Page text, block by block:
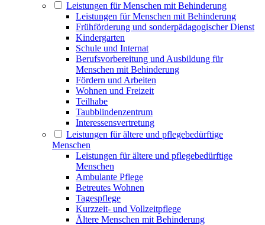
Leistungen für Menschen mit Behinderung
Leistungen für Menschen mit Behinderung
Frühförderung und sonderpädagogischer Dienst
Kindergarten
Schule und Internat
Berufsvorbereitung und Ausbildung für
Menschen mit Behinderung
Fördern und Arbeiten
Wohnen und Freizeit
Teilhabe
Taubblindenzentrum
Interessensvertretung
Leistungen für ältere und pflegebedürftige
Menschen
Leistungen für ältere und pflegebedürftige
Menschen
Ambulante Pflege
Betreutes Wohnen
Tagespflege
Kurzzeit- und Vollzeitpflege
Ältere Menschen mit Behinderung